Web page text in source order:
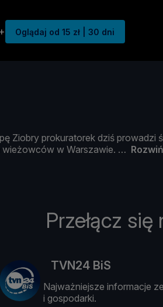
Oglądaj od 15 zł | 30 dni
Ziobry prokuratorek dziś prowadzi ś
wieżowców w Warszawie. Rozwiń
Przełącz się
TVN24 BiS
Najważniejsze informacje
i gospodarki.